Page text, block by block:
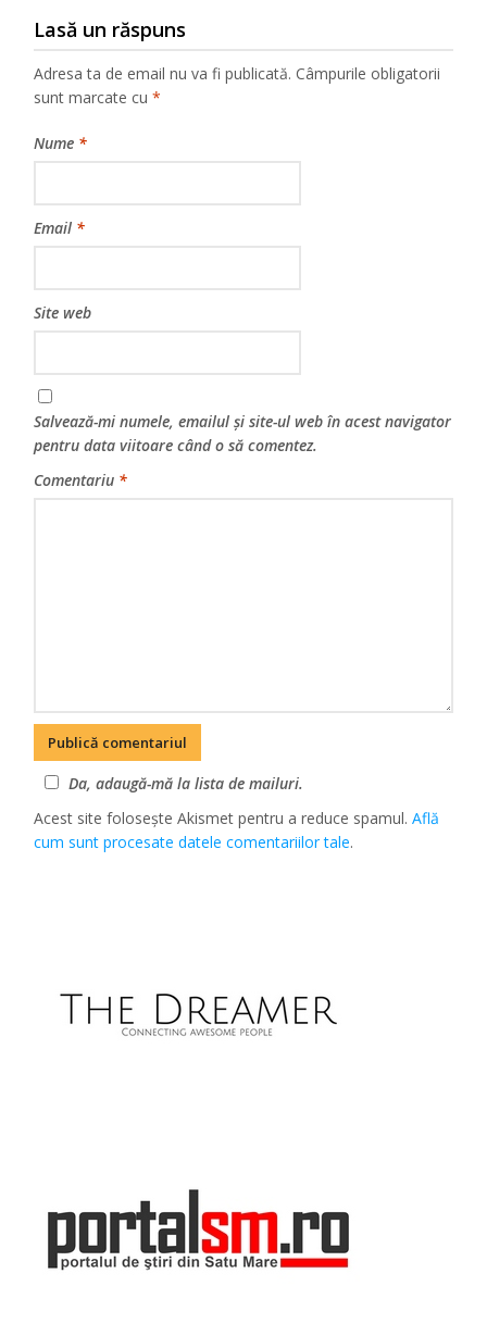
Lasă un răspuns
Adresa ta de email nu va fi publicată. Câmpurile obligatorii
sunt marcate cu*
Nume *
Email *
Site web
Salvează-mi numele, emailul și site-ul web în acest navigator
pentru data viitoare când o să comentez.
Comentariu *
Da, adaugă-mă la lista de mailuri.
Acest site folosește Akismet pentru a reduce spamul.Află
cum sunt procesate datele comentariilor tale.